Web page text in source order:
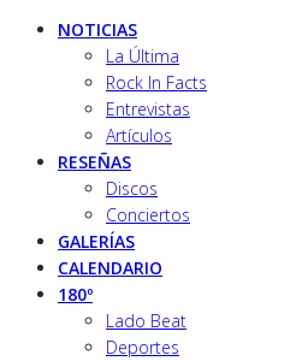
NOTICIAS
La Última
Rock In Facts
Entrevistas
Artículos
RESEÑAS
Discos
Conciertos
GALERÍAS
CALENDARIO
180º
Lado Beat
Deportes